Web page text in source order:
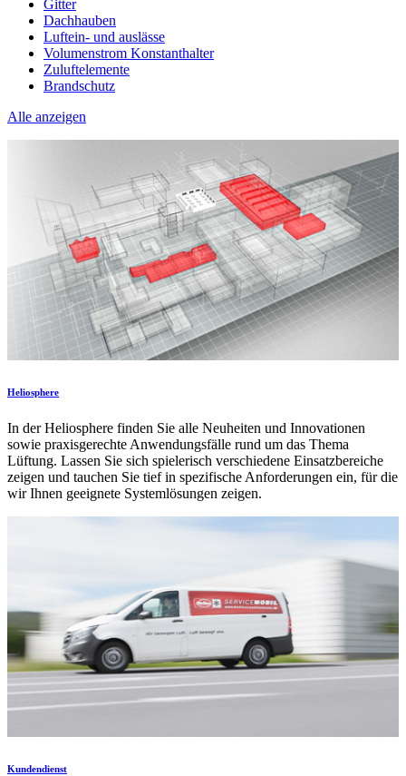
Gitter
Dachhauben
Luftein- und auslässe
Volumenstrom Konstanthalter
Zuluftelemente
Brandschutz
Alle anzeigen
Heliosphere
In der Heliosphere finden Sie alle Neuheiten und Innovationen
sowie praxisgerechte Anwendungsfälle rund um das Thema
Lüftung. Lassen Sie sich spielerisch verschiedene Einsatzbereiche
zeigen und tauchen Sie tief in spezifische Anforderungen ein, für die
wir Ihnen geeignete Systemlösungen zeigen.
Kundendienst